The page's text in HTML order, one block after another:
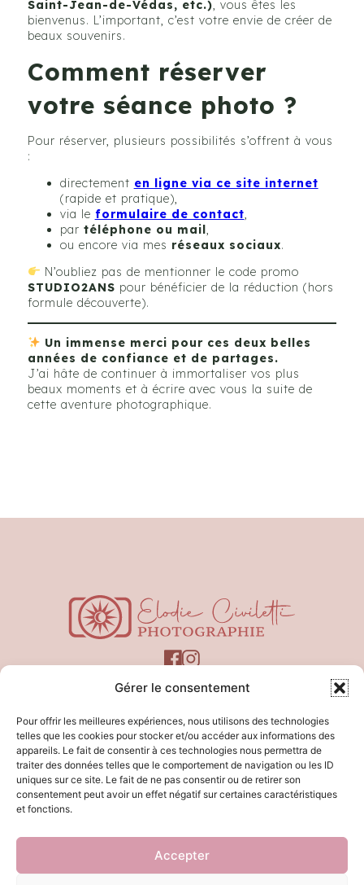
Gérer le consentement
Pour offrir les meilleures expériences, nous utilisons des technologies
telles que les cookies pour stocker et/ou accéder aux informations des
appareils. Le fait de consentir à ces technologies nous permettra de
traiter des données telles que le comportement de navigation ou les ID
uniques sur ce site. Le fait de ne pas consentir ou de retirer son
consentement peut avoir un effet négatif sur certaines caractéristiques
et fonctions.
Accepter
Saint-Jean-de-Védas, etc.) , vous êtes les
bienvenus. L’important, c’est votre envie de créer de
beaux souvenirs.
Comment réserver
votre séance photo ?
Pour réserver, plusieurs possibilités s’offrent à vous
:
directement en ligne via ce site internet
(rapide et pratique),
via le formulaire de contact
par téléphone ou mail
ou encore via mes réseaux sociaux.
N’oubliez pas de mentionner le code promo
STUDIO2ANS pour bénéficier de la réduction (hors
formule découverte).
Un immense merci pour ces deux belles
années de confiance et de partages.
J’ai hâte de continuer à immortaliser vos plus
beaux moments et à écrire avec vous la suite de
cette aventure photographique.
LIENS UTILES
Mentions légales